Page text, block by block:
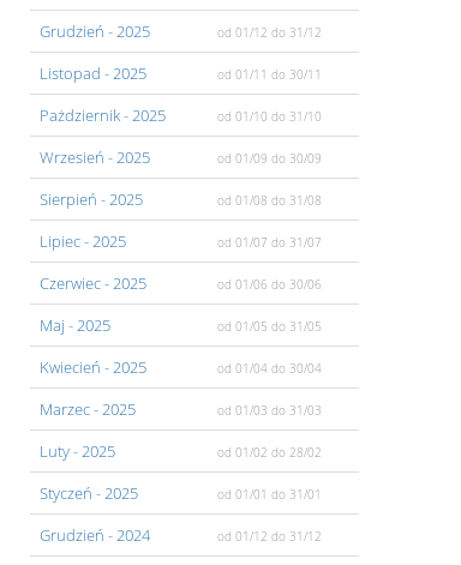
Grudzień - 2025 od 01/12 do 31/12
Listopad - 2025 od 01/11 do 30/11
Pażdziernik- 2025 od 01/10 do 31/10
Wrzesień - 2025 od 01/09 do 30/09
Sierpień - 2025 od 01/08 do 31/08
Lipiec- 2025 od 01/07 do 31/07
Czerwiec- 2025 od 01/06 do 30/06
Maj - 2025 od 01/05 do 31/05
Kwiecień - 2025 od 01/04 do 30/04
Marzec- 2025 od 01/03 do 31/03
Luty- 2025 od 01/02 do 28/02
Styczeń - 2025 od 01/01 do 31/01
Grudzień - 2024 od 01/12 do 31/12